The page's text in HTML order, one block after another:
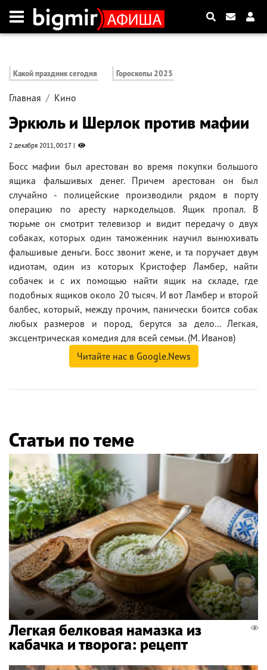
Какой праздник сегодня Гороскопы 2025
Главная Кино
Эркюль и Шерлок против мафии
2 декабря 2011, 00:17
Босс мафии был арестован во время покупки большого
ящика фальшивых денег. Причем арестован он был
случайно - полицейские производили рядом в порту
операцию по аресту наркодельцов. Ящик пропал. В
тюрьме он смотрит телевизор и видит передачу о двух
собаках, которых один таможенник научил вынюхивать
фальшивые деньги. Босс звонит жене, и та поручает двум
идиотам, один из которых Кристофер Ламбер, найти
собачек и с их помощью найти ящик на складе, где
подобных ящиков около 20 тысяч. И вот Ламбер и второй
балбес, который, между прочим, панически боится собак
любых размеров и пород, берутся за дело... Легкая,
эксцентрическая комедия для всей семьи. (М. Иванов)
Читайте нас в Google.News
Статьи по теме
Легкая белковая намазка из
кабачка и творога: рецепт